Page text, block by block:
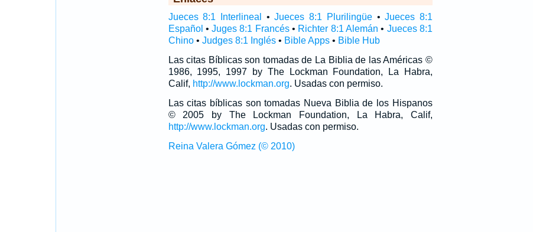
Jueces 8:1 Interlineal •Jueces 8:1 Plurilingüe•Jueces 8:1
Español •Juges 8:1 Francés• Richter 8:1 Alemán • Jueces 8:1
Chino• Judges 8:1 Inglés• Bible Apps• Bible Hub
Las citas Bíblicas son tomadas de La Biblia de las Américas ©
1986, 1995, 1997 by The Lockman Foundation, La Habra,
Calif, http://www.lockman.org. Usadas con permiso.
Las citas bíblicas son tomadas Nueva Biblia de los Hispanos
© 2005 by The Lockman Foundation, La Habra, Calif,
http://www.lockman.org. Usadas con permiso.
Reina Valera Gómez (© 2010)